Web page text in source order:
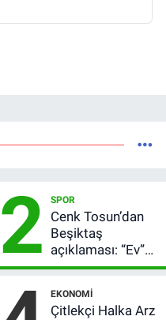
2 SPOR
Cenk Tosun’dan
Beşiktaş
açıklaması: “Ev”
dedi, asıl mesajı
verdi
EKONOMI
Çitlekçi Halka Arz